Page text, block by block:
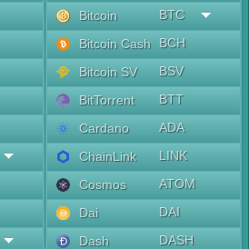
Bitcoin
BTC
Bitcoin Cash
BCH
Bitcoin SV
BSV
BitTorrent
BTT
Cardano
ADA
ChainLink
LINK
Cosmos
ATOM
Dai
DAI
Dash
DASH